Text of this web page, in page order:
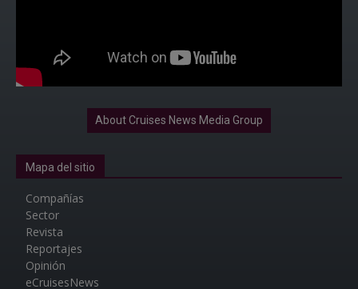
About Cruises News Media Group
Mapa del sitio
Compañías
Sector
Revista
Reportajes
Opinión
eCruisesNews